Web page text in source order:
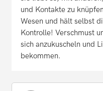
und Kontakte zu
Wesen und hält selbst
Kontrolle! Verschmust
sich anzukuscheln und
bekommen.